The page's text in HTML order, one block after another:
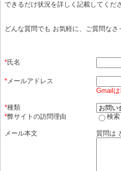
できるだけ状況を詳しく記載してくだ
どんな質問でも お気軽に、ご質問なさ
*氏名
*メールアドレス
Gmail
*種類
*弊サイトの訪問理由 検索
メール本文 質問は